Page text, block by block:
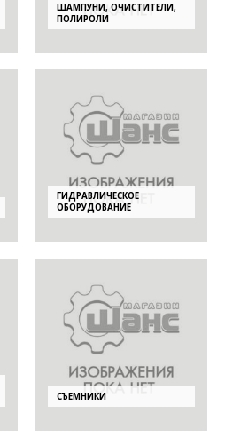
ШАМПУНИ, ОЧИСТИТЕЛИ,
ПОЛИРОЛИ
ГИДРАВЛИЧЕСКОЕ
ОБОРУДОВАНИЕ
СЪЕМНИКИ